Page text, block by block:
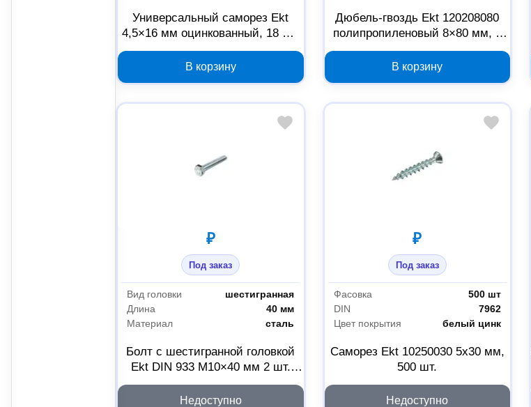
Универсальный саморез Ekt
4,5×16 мм оцинкованный, 18 шт.
1519034
В корзину
Дюбель-гвоздь Ekt 120208080
полипропиленовый 8×80 мм, 8
шт
В корзину
₽
Под заказ
Вид головки
шестигранная
Длина
40 мм
Материал
сталь
Болт с шестигранной головкой
Ekt DIN 933 М10×40 мм 2 шт.
1403043
Недоступно
₽
Под заказ
Фасовка
500 шт
DIN
7962
Цвет покрытия
белый цинк
Саморез Ekt 10250030 5x30 мм,
500 шт.
Недоступно